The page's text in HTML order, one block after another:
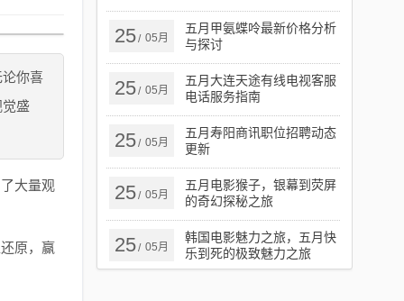
你喜
盛
大量观
原，赢
25/ 05月
五月甲氨蝶呤最新价格分析
与探讨
25/ 05月
五月大连天途有线电视客服
电话服务指南
25/ 05月
五月寿阳商讯职位招聘动态
更新
25/ 05月
五月电影猴子，银幕到荧屏
的奇幻探秘之旅
25/ 05月
韩国电影魅力之旅，五月快
乐到死的极致魅力之旅